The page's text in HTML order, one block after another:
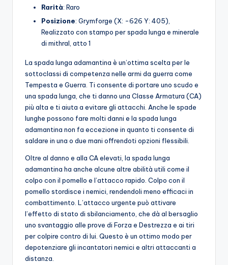
Rarità: Raro
Posizione: Grymforge (X: -626 Y: 405),
Realizzato con stampo per spada lunga e minerale
di mithral, ​​atto 1
La spada lunga adamantina è un’ottima scelta per le
sottoclassi di competenza nelle armi da guerra come
Tempesta e Guerra. Ti consente di portare uno scudo e
una spada lunga, che ti danno una Classe Armatura (CA)
più alta e ti aiuta a evitare gli attacchi. Anche le spade
lunghe possono fare molti danni e la spada lunga
adamantina non fa eccezione in quanto ti consente di
saldare in una o due mani offrendoti opzioni flessibili.
Oltre al danno e alla CA elevati, la spada lunga
adamantina ha anche alcune altre abilità utili come il
colpo con il pomello e l’attacco rapido. Colpo con il
pomello stordisce i nemici, rendendoli meno efficaci in
combattimento. L’attacco urgente può attivare
l’effetto di stato di sbilanciamento, che dà al bersaglio
uno svantaggio alle prove di Forza e Destrezza e ai tiri
per colpire contro di lui. Questo è un ottimo modo per
depotenziare gli incantatori nemici e altri attaccanti a
distanza.